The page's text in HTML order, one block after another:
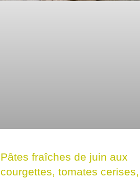
Pâtes fraîches de juin aux
courgettes, tomates cerises,